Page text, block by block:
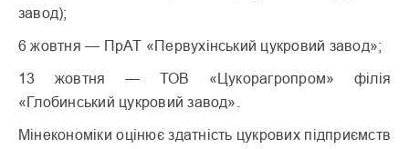
завод);
6 жовтня — ПрАТ «Первухінський цукровий завод»;
13 жовтня — ТОВ «Цукорагропром» філія
«Глобинський цукровий завод».
Мінекономіки оцінює здатність цукрових підприємств